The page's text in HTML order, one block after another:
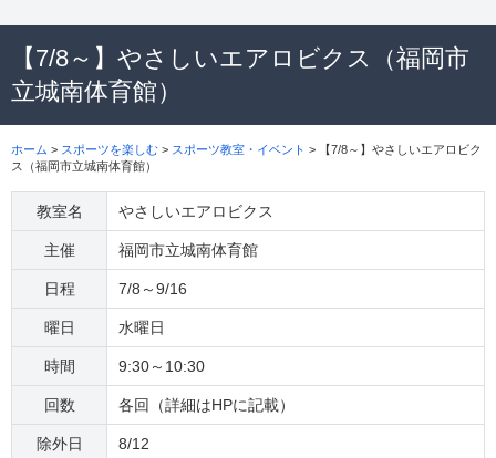
【7/8～】やさしいエアロビクス（福岡市
立城南体育館）
ホーム > スポーツを楽しむ > スポーツ教室・イベント > 【7/8～】やさしいエアロビク
ス（福岡市立城南体育館）
教室名 やさしいエアロビクス
主催 福岡市立城南体育館
日程 7/8～9/16
曜日 水曜日
時間 9:30～10:30
回数 各回（詳細はHPに記載）
除外日 8/12